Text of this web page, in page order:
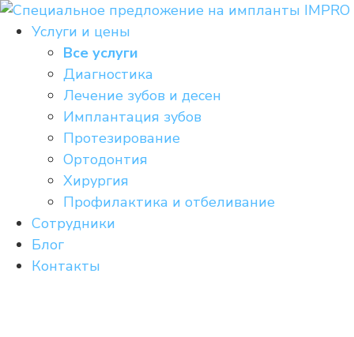
Перейти
содержимому
Услуги и цены
Все услуги
Диагностика
Лечение зубов и десен
Имплантация зубов
Протезирование
Ортодонтия
Хирургия
Профилактика и отбеливание
Сотрудники
Блог
Контакты